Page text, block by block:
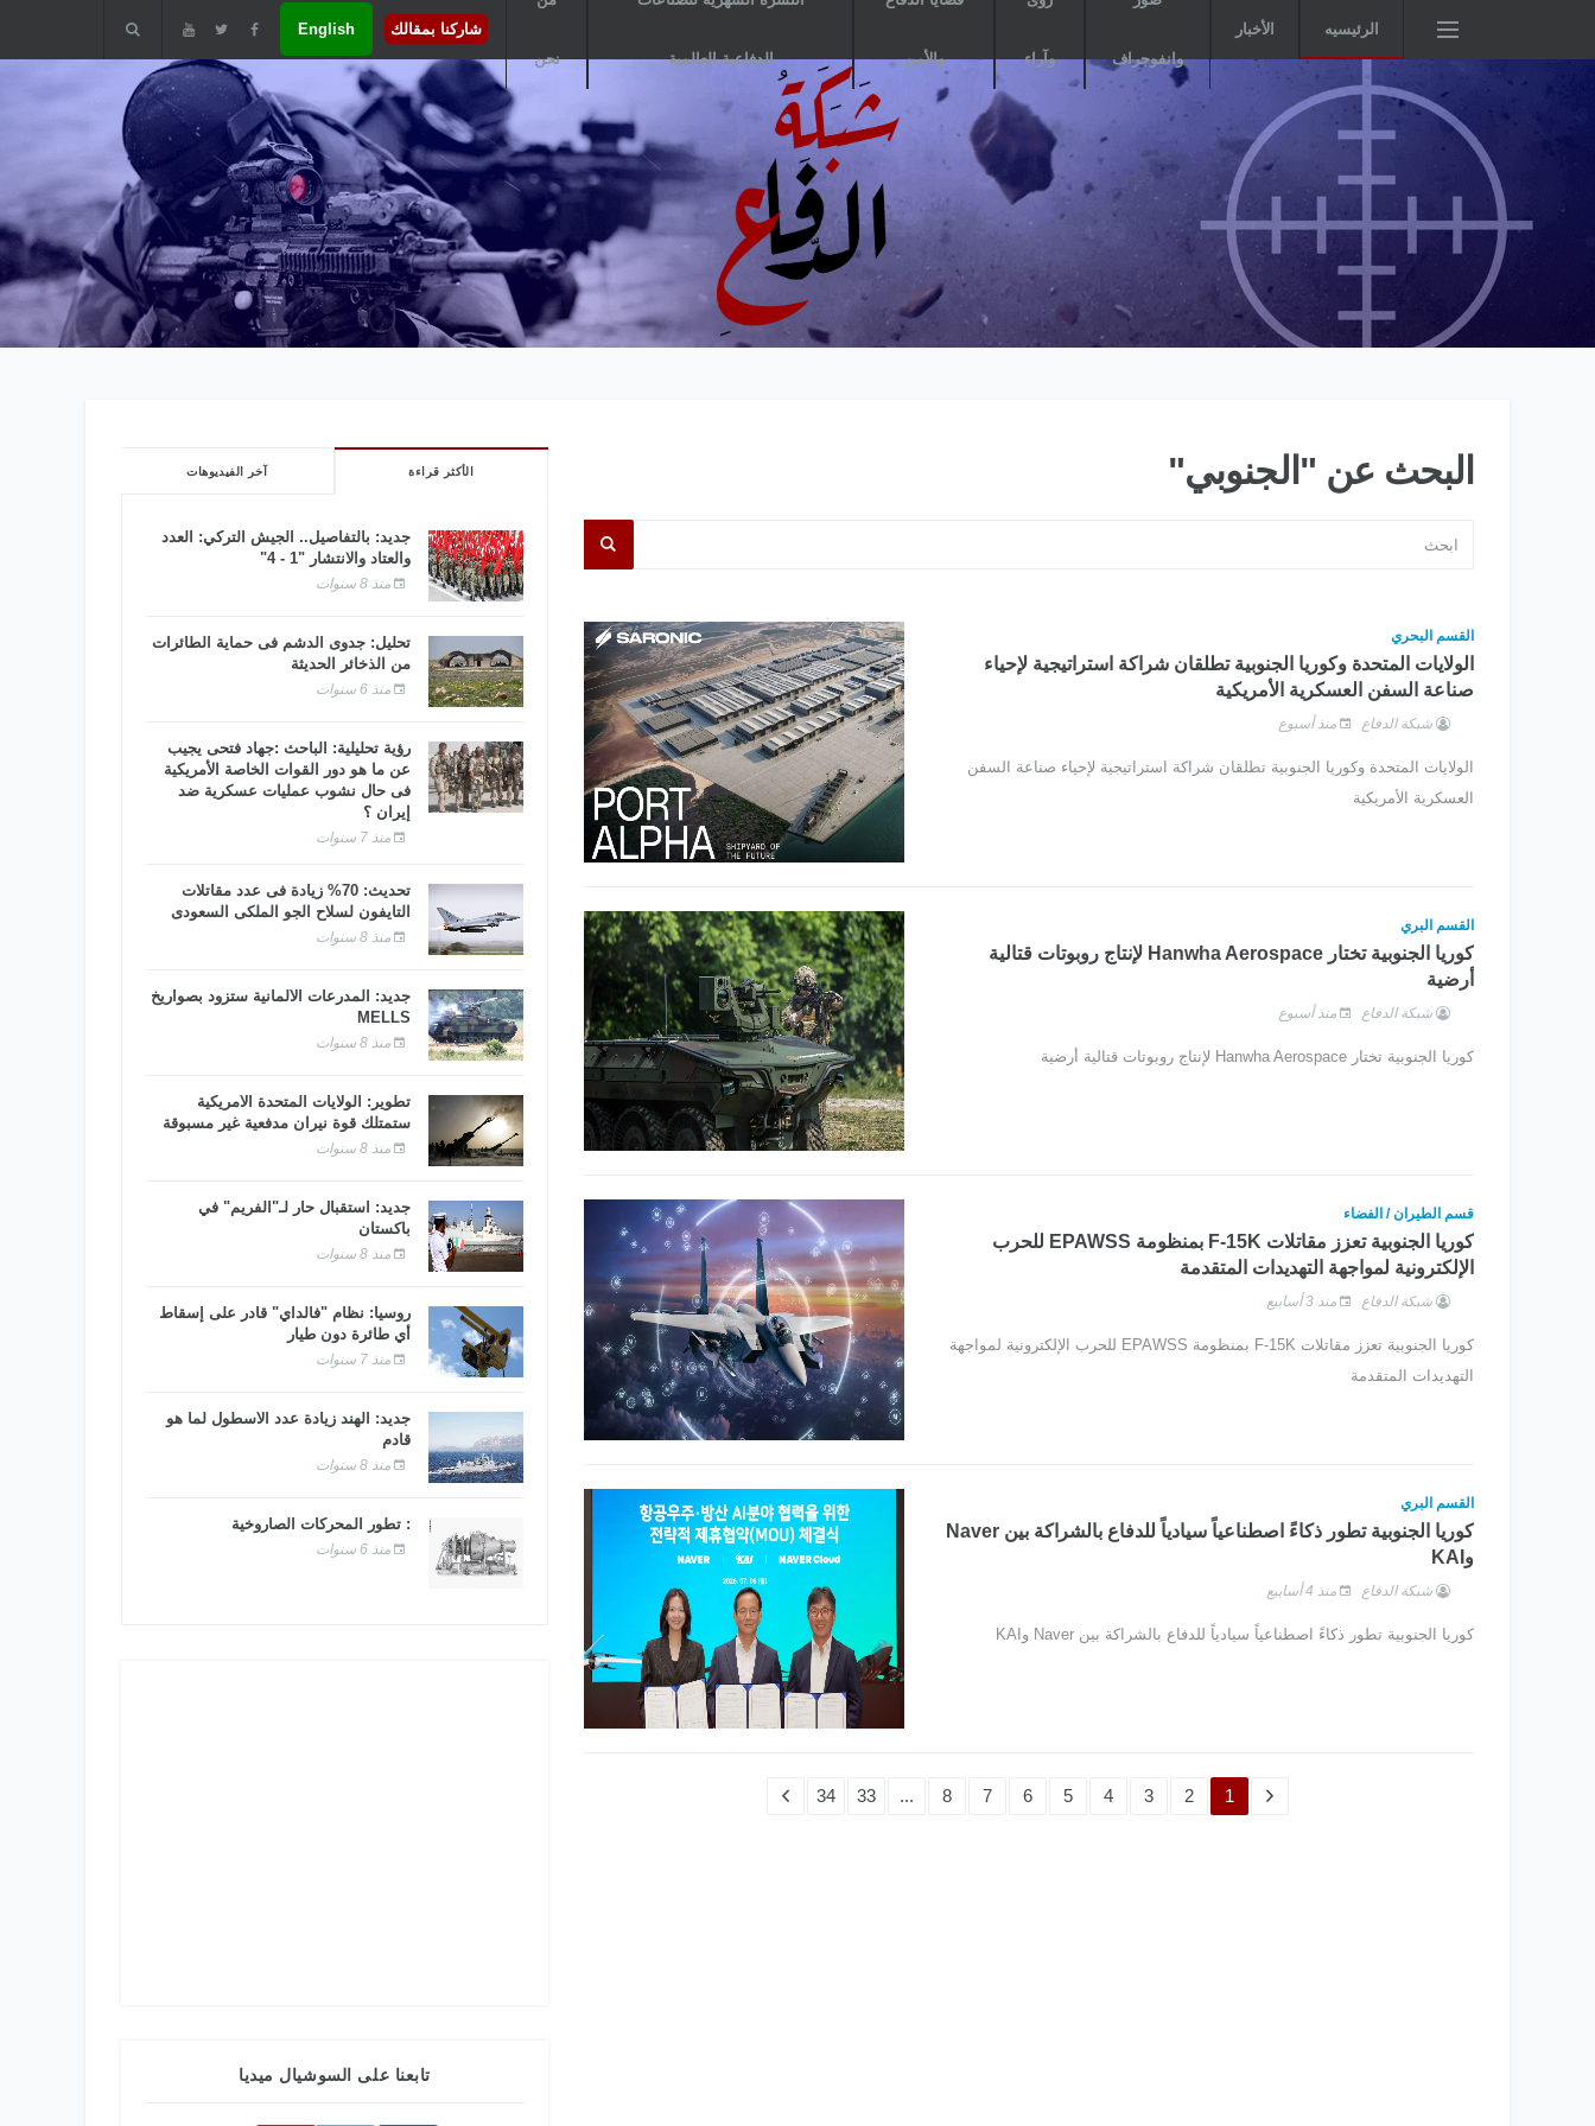
الرئيسيه الأخبار
وانفوجراف وآراء والأمن الدفاعية العالمية نحن
شاركنا بمقالك English
البحث عن "الجنوبي"
القسم البحري
الولايات المتحدة وكوريا الجنوبية تطلقان شراكة استراتيجية لإحياء
صناعة السفن العسكرية الأمريكية
شبكة الدفاع منذ أسبوع
الولايات المتحدة وكوريا الجنوبية تطلقان شراكة استراتيجية لإحياء صناعة السفن
العسكرية الأمريكية
القسم البري
كوريا الجنوبية تختار Hanwha Aerospace لإنتاج روبوتات قتالية
أرضية
شبكة الدفاع منذ أسبوع
كوريا الجنوبية تختار Hanwha Aerospace لإنتاج روبوتات قتالية أرضية
قسم الطيران / الفضاء
كوريا الجنوبية تعزز مقاتلات F-15K بمنظومة EPAWSS للحرب
الإلكترونية لمواجهة التهديدات المتقدمة
شبكة الدفاع منذ 3 أسابيع
كوريا الجنوبية تعزز مقاتلات F-15K بمنظومة EPAWSS للحرب الإلكترونية لمواجهة
التهديدات المتقدمة
القسم البري
كوريا الجنوبية تطور ذكاءً اصطناعياً سيادياً للدفاع بالشراكة بين Naver
وKAI
شبكة الدفاع منذ 4 أسابيع
كوريا الجنوبية تطور ذكاءً اصطناعياً سيادياً للدفاع بالشراكة بين Naver وKAI
1
2
3
4
5
6
7
8
...
33
34
الأكثر قراءة آخر الفيديوهات
جديد: بالتفاصيل.. الجيش التركي: العدد
والعتاد والانتشار "1 - 4"
منذ 8 سنوات
تحليل: جدوى الدشم فى حماية الطائرات
من الذخائر الحديثة
منذ 6 سنوات
رؤية تحليلية: الباحث :جهاد فتحى يجيب
عن ما هو دور القوات الخاصة الأمريكية
فى حال نشوب عمليات عسكرية ضد
إيران ؟
منذ 7 سنوات
تحديث: 70% زيادة فى عدد مقاتلات
التايفون لسلاح الجو الملكى السعودى
منذ 8 سنوات
جديد: المدرعات الألمانية ستزود بصواريخ
MELLS
منذ 8 سنوات
تطوير: الولايات المتحدة الأمريكية
ستمتلك قوة نيران مدفعية غير مسبوقة
منذ 8 سنوات
جديد: استقبال حار لـ"الفريم" في
باكستان
منذ 8 سنوات
روسيا: نظام "فالداي" قادر على إسقاط
أي طائرة دون طيار
منذ 7 سنوات
جديد: الهند زيادة عدد الأسطول لما هو
قادم
منذ 8 سنوات
: تطور المحركات الصاروخية
منذ 6 سنوات
تابعنا على السوشيال ميديا